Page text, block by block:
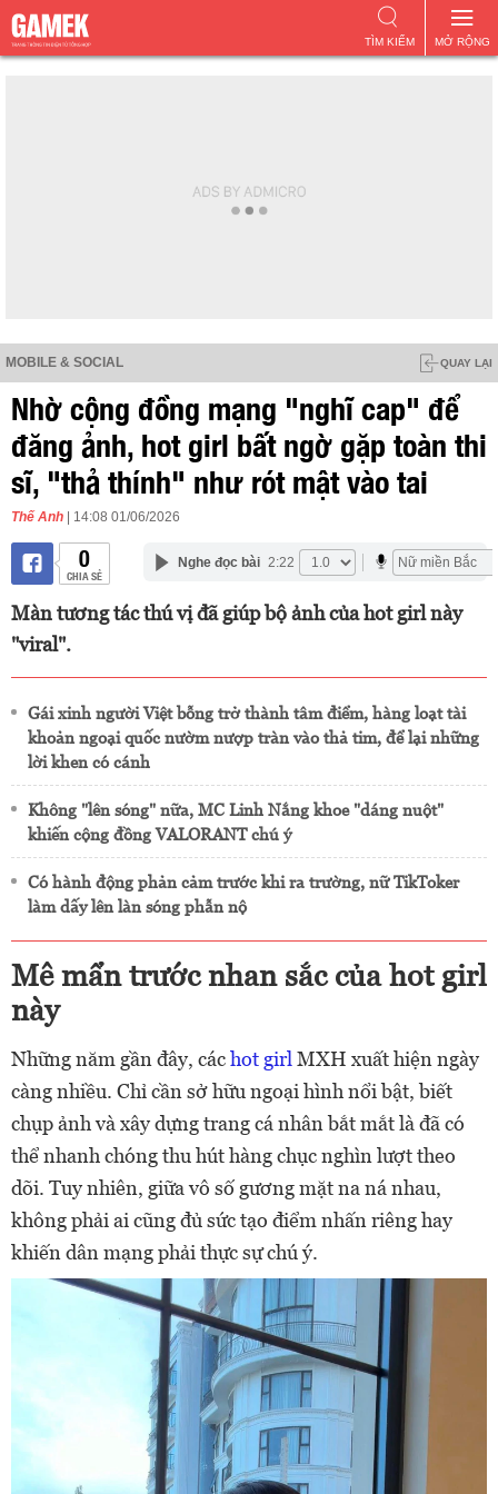
MỞ RỘNG
TÌM KIẾM
MOBILE & SOCIAL QUAY LẠI
Nhờ cộng đồng mạng "nghĩ cap" để
đăng ảnh, hot girl bất ngờ gặp toàn thi
sĩ, "thả thính" như rót mật vào tai
Thế Anh | 14:08 01/06/2026
0
CHIA SẺ
Nghe đọc bài 2:22
Màn tương tác thú vị đã giúp bộ ảnh của hot girl này
"viral".
Gái xinh người Việt bỗng trở thành tâm điểm, hàng loạt tài
khoản ngoại quốc nườm nượp tràn vào thả tim, để lại những
lời khen có cánh
Không "lên sóng" nữa, MC Linh Nắng khoe "dáng nuột"
khiến cộng đồng VALORANT chú ý
Có hành động phản cảm trước khi ra trường, nữ TikToker
làm dấy lên làn sóng phẫn nộ
Mê mẩn trước nhan sắc của hot girl
này
Những năm gần đây, cáchot girl MXH xuất hiện ngày
càng nhiều. Chỉ cần sở hữu ngoại hình nổi bật, biết
chụp ảnh và xây dựng trang cá nhân bắt mắt là đã có
thể nhanh chóng thu hút hàng chục nghìn lượt theo
dõi. Tuy nhiên, giữa vô số gương mặt na ná nhau,
không phải ai cũng đủ sức tạo điểm nhấn riêng hay
khiến dân mạng phải thực sự chú ý.